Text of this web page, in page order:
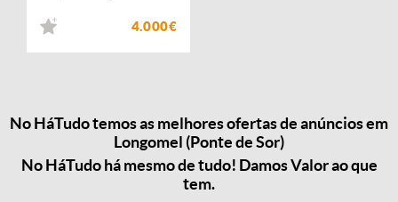
4.000€
No HáTudo temos as melhores ofertas de anúncios em
Longomel (Ponte de Sor)
No HáTudo há mesmo de tudo! Damos Valor ao que
tem.